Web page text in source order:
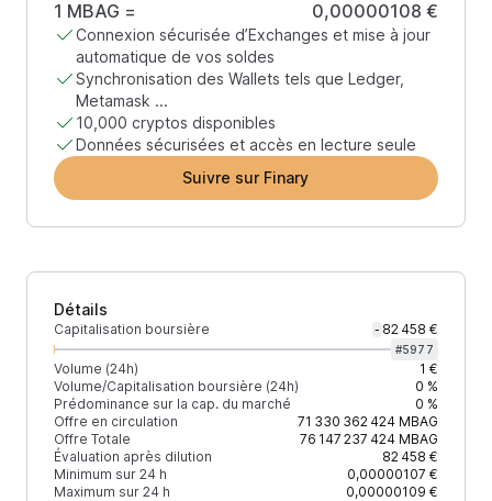
1 MBAG = 0,00000108 €
Connexion sécurisée d’Exchanges et mise à jour
automatique de vos soldes
Synchronisation des Wallets tels que Ledger,
Metamask ...
10,000 cryptos disponibles
Données sécurisées et accès en lecture seule
Suivre sur Finary
Détails
Capitalisation boursière - 82 458 €
#5977
Volume (24h)
1 €
Volume/Capitalisation boursière (24h)
0 %
Prédominance sur la cap. du marché
0 %
Offre en circulation
71 330 362 424MBAG
Offre Totale
76 147 237 424MBAG
Évaluation après dilution
82 458 €
Minimum sur 24 h
0,00000107 €
Maximum sur 24 h
0,00000109 €